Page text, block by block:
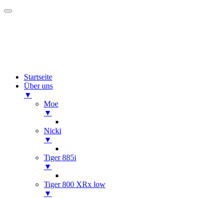
Startseite
Über uns
▼
Moe
▼
Nicki
▼
Tiger 885i
▼
Tiger 800 XRx low
▼